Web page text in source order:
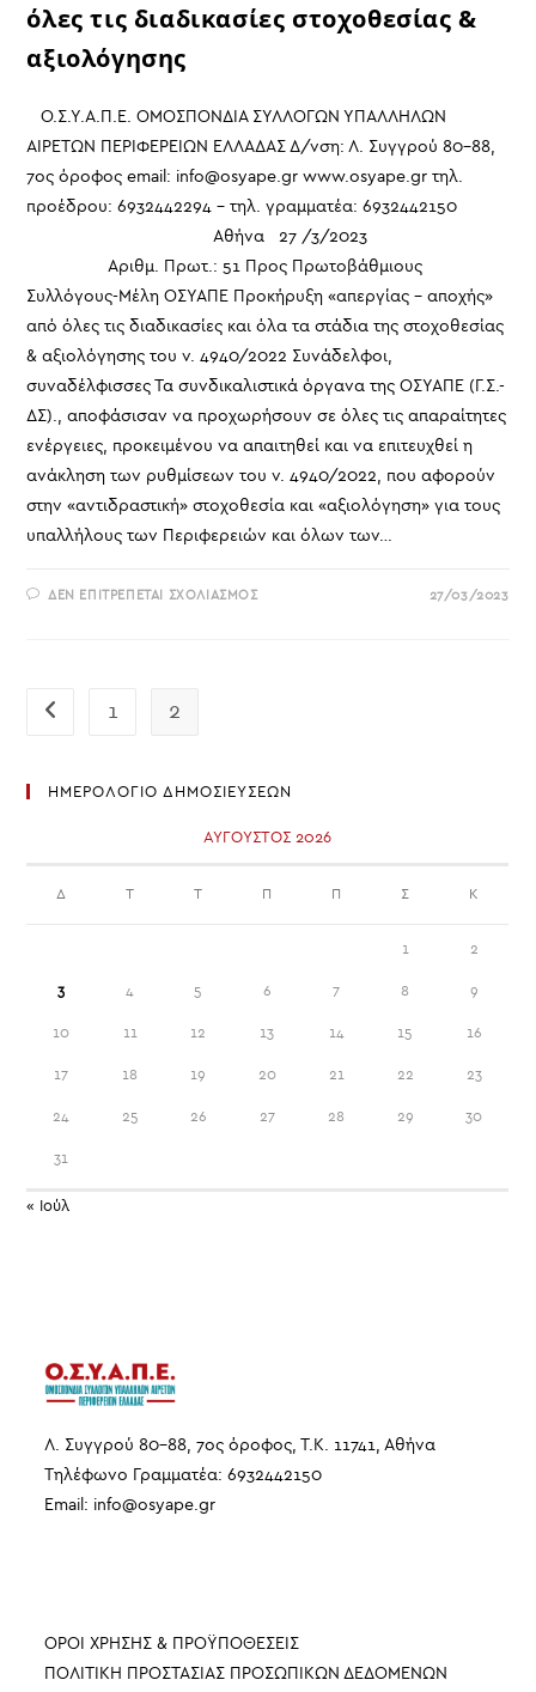
όλες τις διαδικασίες στοχοθεσίας &
αξιολόγησης
Ο.Σ.Υ.Α.Π.Ε. ΟΜΟΣΠΟΝΔΙΑ ΣΥΛΛΟΓΩΝ ΥΠΑΛΛΗΛΩΝ
ΑΙΡΕΤΩΝ ΠΕΡΙΦΕΡΕΙΩΝ ΕΛΛΑΔΑΣ Δ/νση: Λ. Συγγρού 80-88,
7ος όροφος email: info@osyape.gr www.osyape.gr τηλ.
προέδρου: 6932442294 – τηλ. γραμματέα: 6932442150
Αθήνα 27 /3/2023
Αριθμ. Πρωτ.: 51 Προς Πρωτοβάθμιους
Συλλόγους-Μέλη ΟΣΥΑΠΕ Προκήρυξη «απεργίας – αποχής»
από όλες τις διαδικασίες και όλα τα στάδια της στοχοθεσίας
& αξιολόγησης του ν. 4940/2022 Συνάδελφοι,
συναδέλφισσες Τα συνδικαλιστικά όργανα της ΟΣΥΑΠΕ (Γ.Σ.-
ΔΣ)., αποφάσισαν να προχωρήσουν σε όλες τις απαραίτητες
ενέργειες, προκειμένου να απαιτηθεί και να επιτευχθεί η
ανάκληση των ρυθμίσεων του ν. 4940/2022, που αφορούν
στην «αντιδραστική» στοχοθεσία και «αξιολόγηση» για τους
υπαλλήλους των Περιφερειών και όλων των…
ΔΕΝ ΕΠΙΤΡΈΠΕΤΑΙ ΣΧΟΛΙΑΣΜΌΣΣΤΟ 27/03/2023
Go to the previous page
1 2
ΗΜΕΡΟΛΟΓΙΟ ΔΗΜΟΣΙΕΥΣΕΩΝ
ΑΎΓΟΥΣΤΟΣ 2026
Δ Τ Τ Π Π Σ Κ
1 2
3 4 5 6 7 8 9
10 11 12 13 14 15 16
17 18 19 20 21 22 23
24 25 26 27 28 29 30
31
« Ιούλ
Λ. Συγγρού 80-88, 7ος όροφος, Τ.Κ. 11741, Αθήνα
Τηλέφωνο Γραμματέα: 6932442150
Email: info@osyape.gr
ΟΡΟΙ ΧΡΗΣΗΣ & ΠΡΟΫΠΟΘΕΣΕΙΣ
ΠΟΛΙΤΙΚΗ ΠΡΟΣΤΑΣΙΑΣ ΠΡΟΣΩΠΙΚΩΝ ΔΕΔΟΜΕΝΩΝ